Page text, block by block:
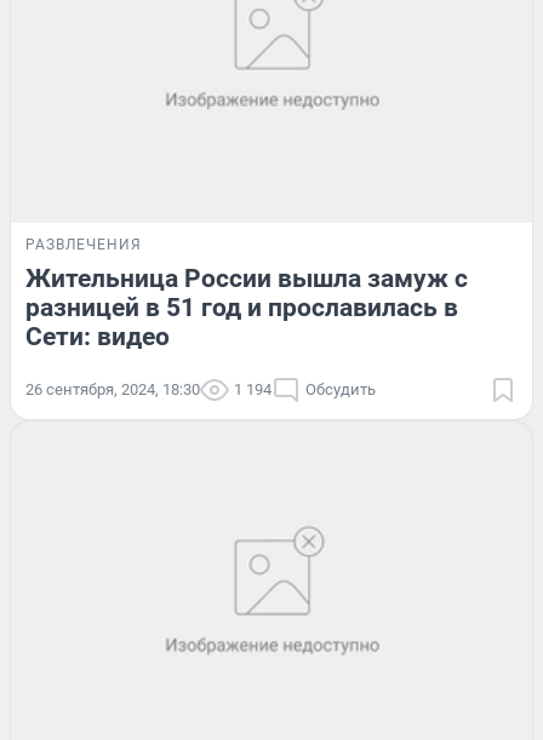
РАЗВЛЕЧЕНИЯ
Жительница России вышла замуж с
разницей в 51 год и прославилась в
Сети: видео
26 сентября, 2024, 18:30 1 194 Обсудить